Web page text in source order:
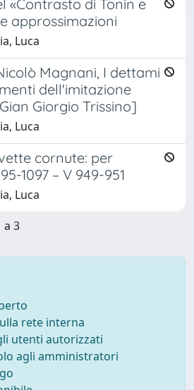
«Contrasto di Tonin e
approssimazioni
Luca
Magnani, I dettami
dell'imitazione
Giorgio Trissino]
Luca
cornute: per
1097 – V 949-951
Luca
a 3
rete interna
utenti autorizzati
agli amministratori